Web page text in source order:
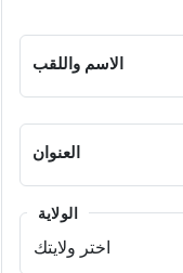
الاسم واللقب
العنوان
الولاية